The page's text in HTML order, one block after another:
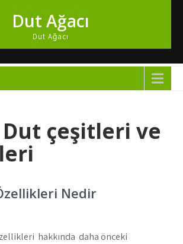
Dut Ağacı
Dut Ağacı
Dut çeşitleri ve
Nedir
hakkında daha önceki